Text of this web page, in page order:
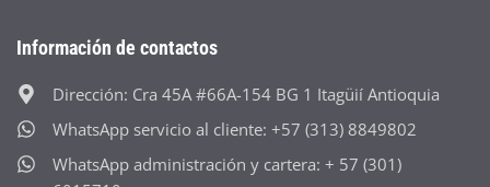
Información de contactos
Dirección: Cra 45A #66A-154 BG 1 Itagüií Antioquia
WhatsApp servicio al cliente: +57 (313) 8849802
WhatsApp administración y cartera: + 57 (301)